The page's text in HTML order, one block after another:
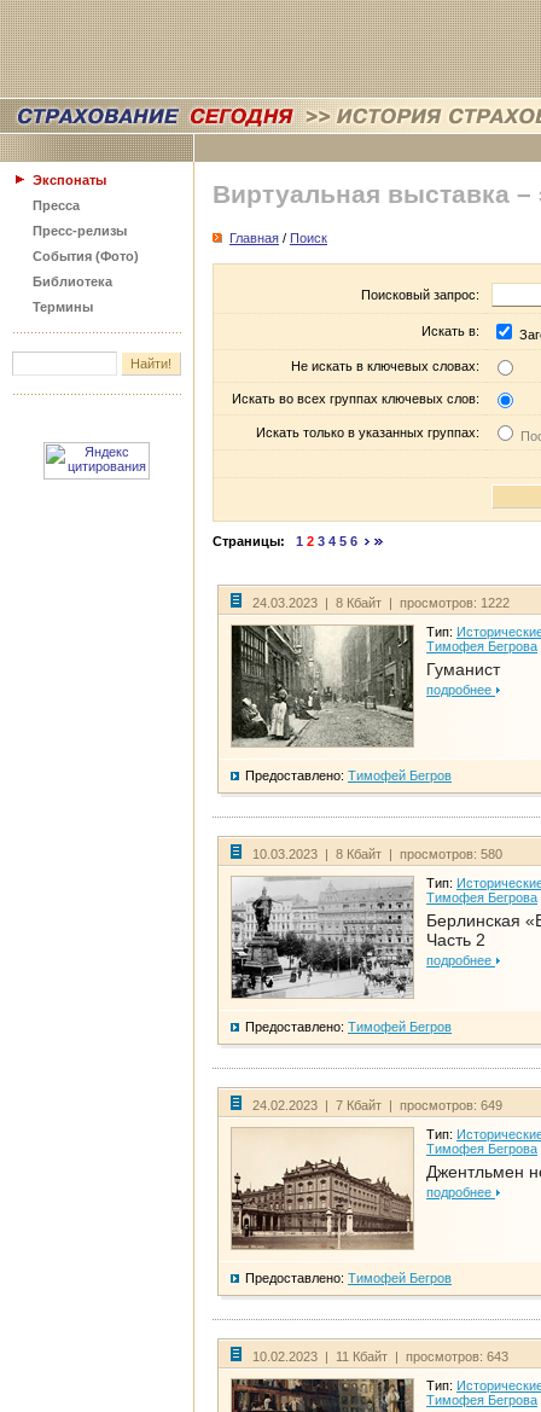
Экспонаты
Пресса
Пресс-релизы
События (Фото)
Библиотека
Термины
Виртуальная выставка –
Главная / Поиск
Поисковый запрос:
Искать в:
Не искать в ключевых словах:
Искать во всех группах ключевых слов:
Искать только в указанных группах:
Страницы: 1 2 3 4 5 6
24.03.2023 | 8 Кбайт | просмотров: 1222
Тип:
Тимофея Бегрова
Гуманист
подробнее
Предоставлено: Тимофей Бегров
10.03.2023 | 8 Кбайт | просмотров: 580
Тип:
Тимофея Бегрова
Берлинская
Часть 2
подробнее
Предоставлено: Тимофей Бегров
24.02.2023 | 7 Кбайт | просмотров: 649
Тип:
Тимофея Бегрова
Джентльмен
подробнее
Предоставлено: Тимофей Бегров
10.02.2023 | 11 Кбайт | просмотров: 643
Тип:
Тимофея Бегрова